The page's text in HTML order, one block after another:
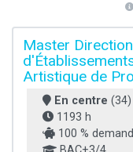
Master
Artistique de
En centre (34)
1193 h
100 %